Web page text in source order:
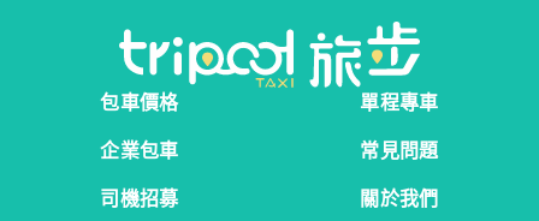
包車價格
單程專車
企業包車
常見問題
司機招募
關於我們